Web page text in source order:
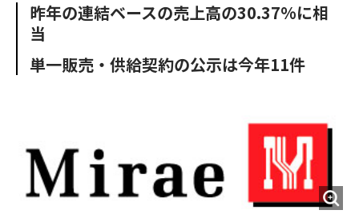
o
o
e
u
n
昨年の連結ベースの売上高の30.37%に相
当
単一販売・供給契約の公示は今年11件